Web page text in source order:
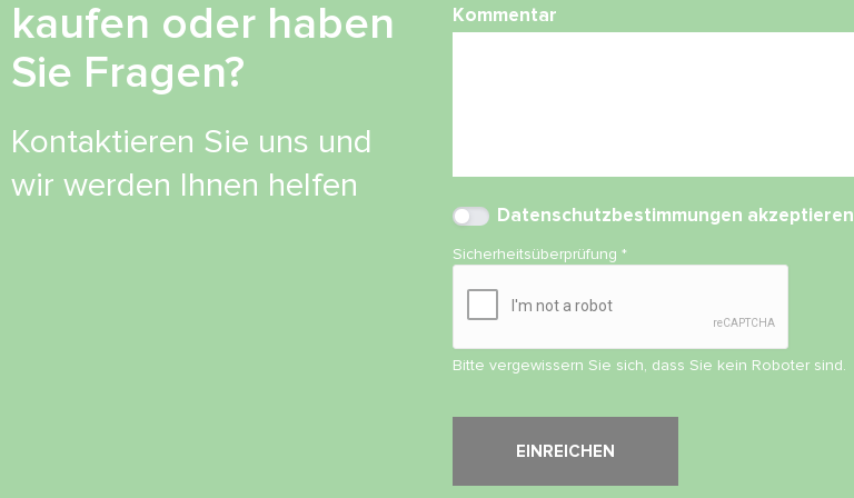
kaufen oder haben
Sie Fragen?
Kontaktieren Sie uns und
wir werden Ihnen helfen
Kommentar
Datenschutzbestimmungen akzeptieren
Sicherheitsüberprüfung*
Bitte vergewissern Sie sich, dass Sie kein Roboter sind.